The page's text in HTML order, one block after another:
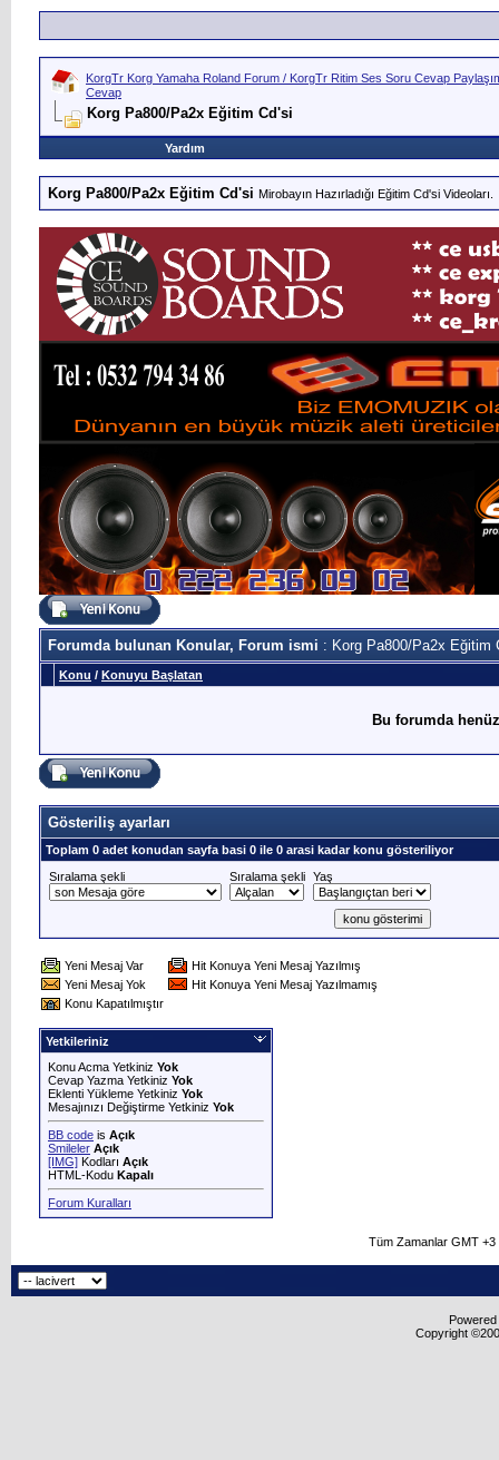
KorgTr Korg Yamaha Roland Forum / KorgTr Ritim Ses Soru Cevap
Cevap
Korg Pa800/Pa2x Eğitim Cd'si
Yardım
Korg Pa800/Pa2x Eğitim Cd'si Mirobayın Hazırladığı Eğitim Cd'si Videoları.
Forumda bulunan Konular, Forum ismi : Korg Pa800/Pa2x Eğitim
Konu / Konuyu Başlatan
Bu forumda
Gösteriliş ayarları
Toplam 0 adet konudan sayfa basi 0 ile 0 arasi kadar konu gösteriliyor
Sıralama şekli
Sıralama şekli Yaş
Yeni Mesaj Var
Hit Konuya Yeni Mesaj Yazılmış
Yeni Mesaj Yok
Hit Konuya Yeni Mesaj Yazılmamış
Konu Kapatılmıştır
Yetkileriniz
Konu Acma Yetkiniz Yok
Cevap Yazma Yetkiniz Yok
Eklenti Yükleme Yetkiniz Yok
Mesajınızı Değiştirme Yetkiniz Yok
BB code is Açık
Smileler Açık
[IMG] Kodları Açık
HTML-Kodu Kapalı
Forum Kuralları
Tüm Zamanlar GMT
Copyright